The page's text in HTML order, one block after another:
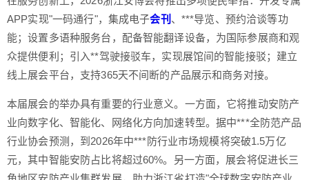
APP实现"一码通行"，集成电子会刊 、***导览、预约洽谈等功
能；设置多语种服务台，配备智能翻译设备，为国际参展商和观
众提供便利；引入**驾驶接驳车，实现展馆间的智能接驳；建立
线上展会平台，支持365天不间断的产品展示和商务对接。
本届展会的举办具有重要的行业意义。一方面，它将推动安防产
业向数字化、智能化、网络化方向加速转型。据中***全防范产品
行业协会预测，到2026年中***防行业市场规模将突破1.5万亿
元，其中智能安防占比将超过60%。另一方面，展会将促进长三